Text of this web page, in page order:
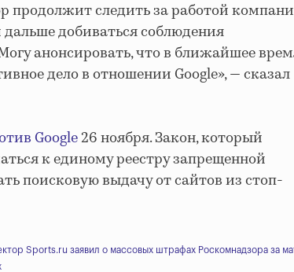
продолжит следить за работой
добиваться соблюдения
анонсировать, что в ближайшее
дело в отношении Google», — сказал
Google26 ноября. Закон, который
к единому реестру запрещенной
поисковую выдачу от сайтов из стоп-
Sports.ru заявил о массовых штрафах Роскомнадзора за